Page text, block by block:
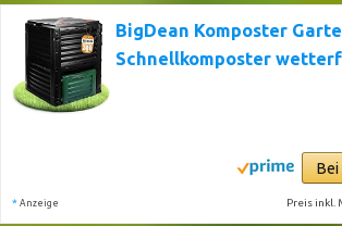
BigDean Komposter
Schnellkomposter
Bei
* Anzeige Preis inkl.